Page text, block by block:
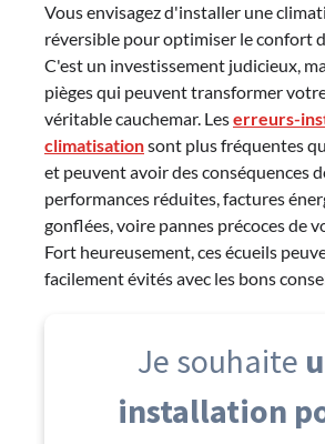
Vous envisagez d'installer une
réversible pour optimiser le confort
C'est un investissement judicieux,
pièges qui peuvent transformer
véritable cauchemar. Leserreurs-
climatisationsont plus fréquentes
et peuvent avoir des conséquences
performances réduites, factures
gonflées, voire pannes précoces de
Fort heureusement, ces écueils
facilement évités avec les bons
Je souhaite
installation